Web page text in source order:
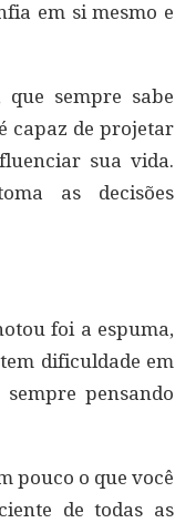
em si mesmo e
que sempre sabe
capaz de projetar
sua vida.
as decisões
foi a espuma,
dificuldade em
pensando
pouco o que você
de todas as